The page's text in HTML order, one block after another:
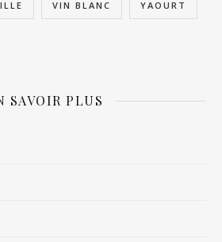
VIN BLANC YAOURT
SAVOIR PLUS